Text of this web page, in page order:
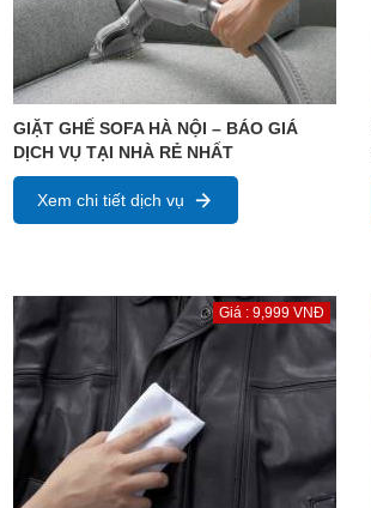
GIẶT GHẾ SOFA HÀ NỘI – BÁO GIÁ
DỊCH VỤ TẠI NHÀ RẺ NHẤT
Xem chi tiết dịch vụ
Giá : 9,999 VNĐ